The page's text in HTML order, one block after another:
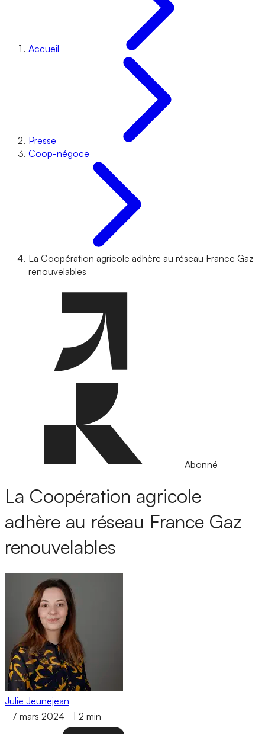
Accueil
Presse
Coop-négoce
La Coopération agricole adhère au réseau France Gaz
renouvelables
Abonné
La Coopération agricole
adhère au réseau France Gaz
renouvelables
Julie Jeunejean
- 7 mars 2024 - 2 min